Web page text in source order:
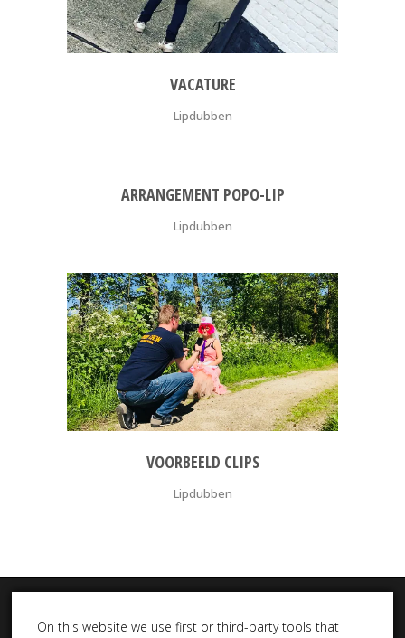
VACATURE
Lipdubben
ARRANGEMENT POPO-LIP
Lipdubben
VOORBEELD CLIPS
Lipdubben
On this website we use first or third-party tools that